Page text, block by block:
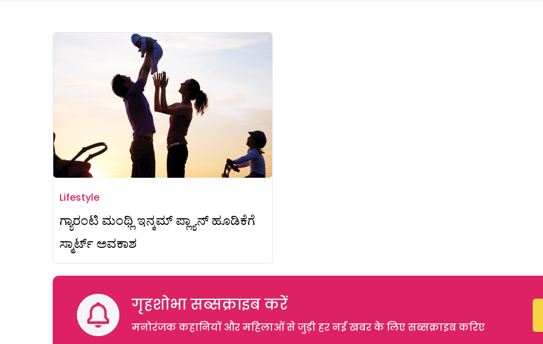
Lifestyle
ಗ್ಯಾರಂಟಿ ಮಂಥ್ಲಿ ಇನ್ಕಮ್ ಪ್ಲ್ಯಾನ್ ಹೂಡಿಕೆಗೆ
ಸ್ಮಾರ್ಟ್ ಅವಕಾಶ
गृहशोभा सब्सक्राइब करें
मनोरंजक कहानियों और महिलाओं से जुड़ी हर नई खबर के लिए सब्सक्राइब करिए